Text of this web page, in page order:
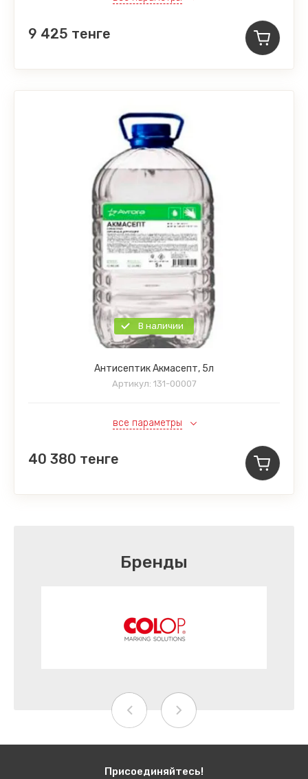
9 425 тенге
В наличии
Антисептик Акмасепт, 5л
Артикул: 131-00007
все параметры
40 380 тенге
Бренды
Присоединяйтесь!